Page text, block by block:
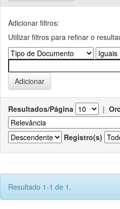
Adicionar filtros:
Utilizar filtros para refinar o
Resultados/Página |
Registro(s)
Resultado 1-1 de 1.